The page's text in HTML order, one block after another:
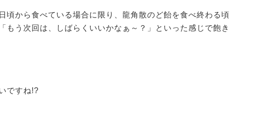
頃から食べている場合に限り、龍角散のど飴を食べ終わる頃
もう次回は、しばらくいいかなぁ～？」といった感じで飽き
ですね!?